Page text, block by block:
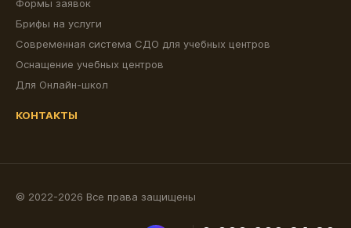
Формы заявок
Брифы на услуги
Современная система СДО для учебных центров
Оснащение учебных центров
Для Онлайн-школ
КОНТАКТЫ
© 2022-2026 Все права защищены